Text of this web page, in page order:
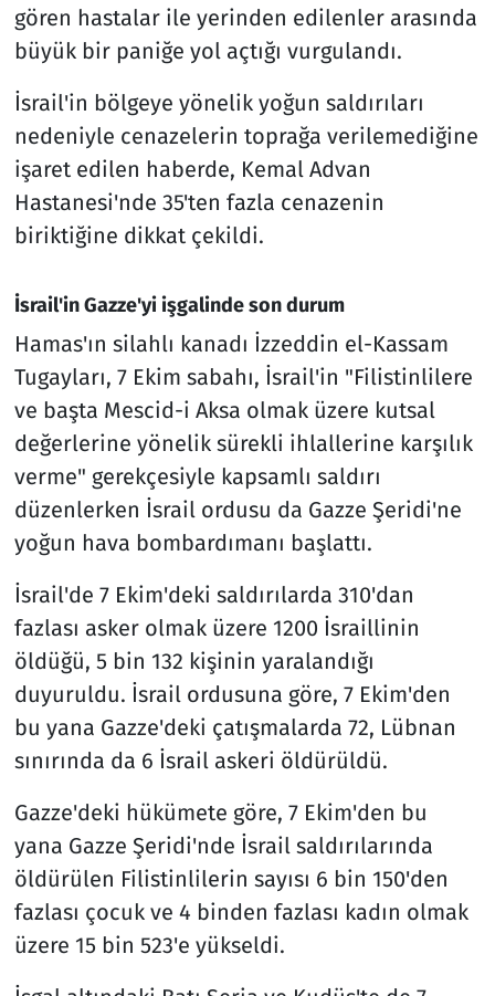
gören hastalar ile yerinden edilenler arasında
büyük bir paniğe yol açtığı vurgulandı.
İsrail'in bölgeye yönelik yoğun saldırıları
nedeniyle cenazelerin toprağa verilemediğine
işaret edilen haberde, Kemal Advan
Hastanesi'nde 35'ten fazla cenazenin
biriktiğine dikkat çekildi.
İsrail'in Gazze'yi işgalinde son durum
Hamas'ın silahlı kanadı İzzeddin el-Kassam
Tugayları, 7 Ekim sabahı, İsrail'in "Filistinlilere
ve başta Mescid-i Aksa olmak üzere kutsal
değerlerine yönelik sürekli ihlallerine karşılık
verme" gerekçesiyle kapsamlı saldırı
düzenlerken İsrail ordusu da Gazze Şeridi'ne
yoğun hava bombardımanı başlattı.
İsrail'de 7 Ekim'deki saldırılarda 310'dan
fazlası asker olmak üzere 1200 İsraillinin
öldüğü, 5 bin 132 kişinin yaralandığı
duyuruldu. İsrail ordusuna göre, 7 Ekim'den
bu yana Gazze'deki çatışmalarda 72, Lübnan
sınırında da 6 İsrail askeri öldürüldü.
Gazze'deki hükümete göre, 7 Ekim'den bu
yana Gazze Şeridi'nde İsrail saldırılarında
öldürülen Filistinlilerin sayısı 6 bin 150'den
fazlası çocuk ve 4 binden fazlası kadın olmak
üzere 15 bin 523'e yükseldi.